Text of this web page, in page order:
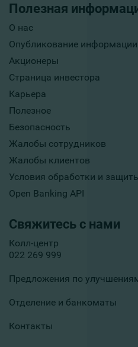
Полезная
О нас
Опубликование информации
Акционеры
Страница инвестора
Карьера
Полезное
Безопасность
Жалобы сотрудников
Жалобы клиентов
Условия обработки и
Open Banking API
Свяжитесь с нами
Колл-центр
022 269 999
Предложения по
Отделение и банкоматы
Контакты